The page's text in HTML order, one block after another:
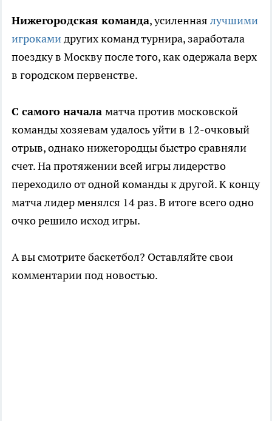
Нижегородская команда, усиленная лучшими
игрокамидругих команд турнира, заработала
поездку в Москву после того, как одержала верх
в городском первенстве.
С самого начала матча против московской
команды хозяевам удалось уйти в 12-очковый
отрыв, однако нижегородцы быстро сравняли
счет. На протяжении всей игры лидерство
переходило от одной команды к другой. К концу
матча лидер менялся 14 раз. В итоге всего одно
очко решило исход игры.
А вы смотрите баскетбол? Оставляйте свои
комментарии под новостью.